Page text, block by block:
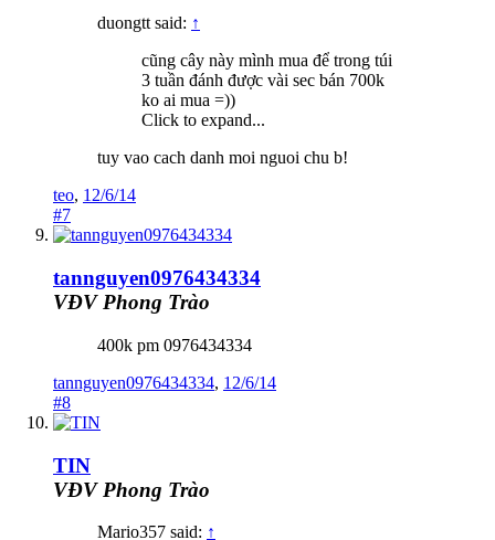
duongtt said: ↑
cũng cây này mình mua để trong túi
3 tuần đánh được vài sec bán 700k
ko ai mua =))
Click to expand...
tuy vao cach danh moi nguoi chu b!
teo, 12/6/14
#7
tannguyen0976434334
VĐV Phong Trào
400k pm 0976434334
tannguyen0976434334, 12/6/14
#8
TIN
VĐV Phong Trào
Mario357 said: ↑